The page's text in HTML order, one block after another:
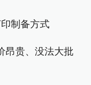
制备方式
昂贵、没法大批